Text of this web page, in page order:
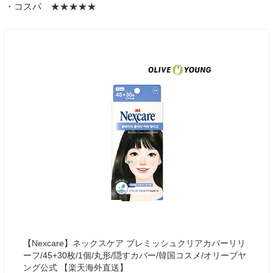
・コスパ ★★★★★
【Nexcare】ネックスケア ブレミッシュクリアカバーリリ
ーフ/45+30枚/1個/丸形/隠すカバー/韓国コスメ/オリーブヤ
ング公式 【楽天海外直送】